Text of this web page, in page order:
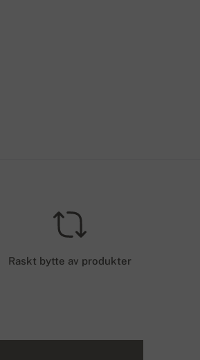
Raskt bytte av produkter